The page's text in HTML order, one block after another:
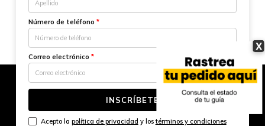
X
Número de teléfono *
Correo electrónico *
INSCRÍBETE
Acepto la política de privacidad y lostérminos y condiciones